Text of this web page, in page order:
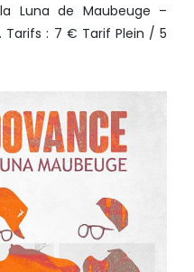
Luna de Maubeuge –
Tarifs : 7 € Tarif Plein / 5